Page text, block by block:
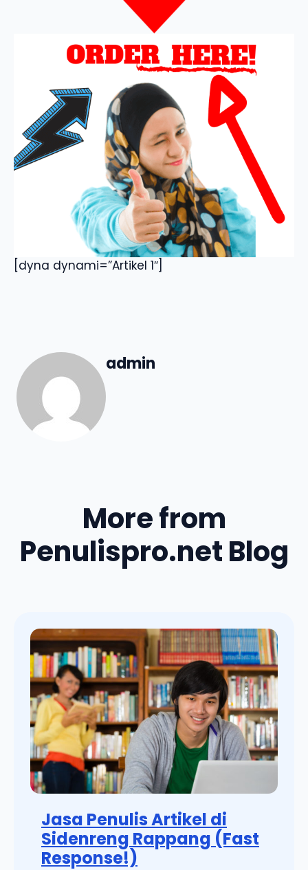
[dyna dynami=”Artikel 1″]
admin
More from
Penulispro.net Blog
Jasa Penulis Artikel di
Sidenreng Rappang (Fast
Response!)